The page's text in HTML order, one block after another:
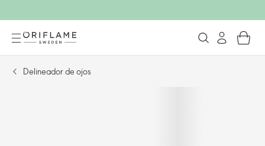
Delineador de ojos